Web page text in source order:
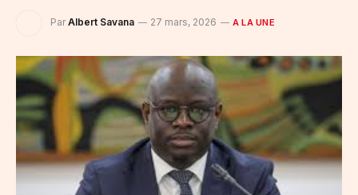
Par Albert Savana 27 mars, 2026 A LA UNE